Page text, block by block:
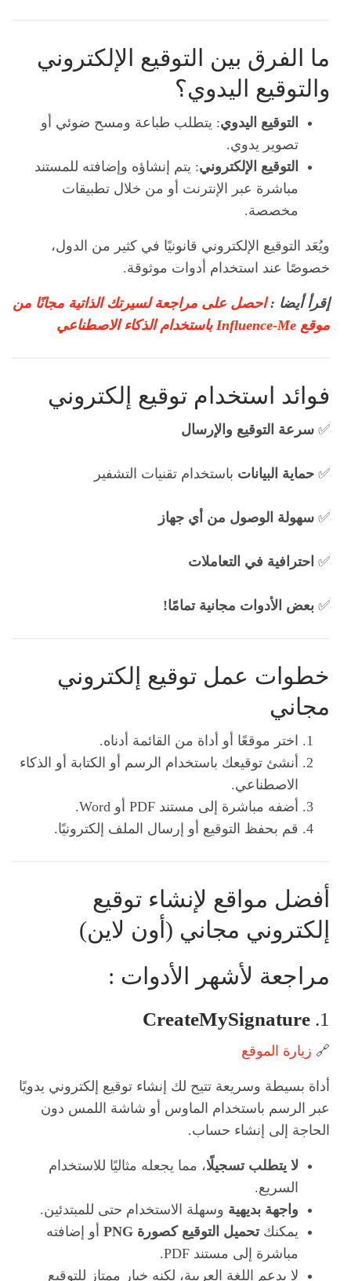
ما الفرق بين التوقيع الإلكتروني
والتوقيع اليدوي؟
التوقيع اليدوي: يتطلب طباعة ومسح ضوئي أو
تصوير يدوي.
التوقيع الإلكتروني: يتم إنشاؤه وإضافته للمستند
مباشرة عبر الإنترنت أو من خلال تطبيقات
مخصصة.
ويُعَد التوقيع الإلكتروني قانونيًا في كثير من الدول،
خصوصًا عند استخدام أدوات موثوقة.
إقرأ أيضا :احصل على مراجعة لسيرتك الذاتية مجانًا من
موقع Influence-Me باستخدام الذكاء الاصطناعي
فوائد استخدام توقيع إلكتروني
✅ سرعة التوقيع والإرسال
✅ حماية البيانات باستخدام تقنيات التشفير
✅ سهولة الوصول من أي جهاز
✅ احترافية في التعاملات
✅ بعض الأدوات مجانية تمامًا!
خطوات عمل توقيع إلكتروني
مجاني
اختر موقعًا أو أداة من القائمة أدناه.
أنشئ توقيعك باستخدام الرسم أو الكتابة أو الذكاء
الاصطناعي.
أضفه مباشرة إلى مستند PDF أو Word.
قم بحفظ التوقيع أو إرسال الملف إلكترونيًا.
أفضل مواقع لإنشاء توقيع
إلكتروني مجاني (أون لاين)
مراجعة لأشهر الأدوات :
1.
CreateMySignature
🔗 زيارة الموقع
أداة بسيطة وسريعة تتيح لك إنشاء توقيع إلكتروني يدويًا
عبر الرسم باستخدام الماوس أو شاشة اللمس دون
الحاجة إلى إنشاء حساب.
لا يتطلب تسجيلًا، مما يجعله مثاليًا للاستخدام
السريع.
واجهة بديهية وسهلة الاستخدام حتى للمبتدئين.
يمكنكتحميل التوقيع كصورة PNG
أو إضافته
مباشرة إلى مستند PDF.
لا يدعم اللغة العربية، لكنه خيار ممتاز للتوقيع